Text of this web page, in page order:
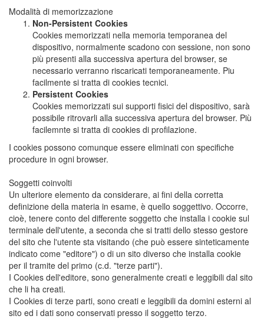
Modalità di memorizzazione
Non-Persistent Cookies
Cookies memorizzati nella memoria temporanea del
dispositivo, normalmente scadono con sessione, non sono
più presenti alla successiva apertura del browser, se
necessario verranno riscaricati temporaneamente. Piu
facilmente si tratta di cookies tecnici.
Persistent Cookies
Cookies memorizzati sui supporti fisici del dispositivo, sarà
possibile ritrovarli alla successiva apertura del browser. Più
facilemnte si tratta di cookies di profilazione.
I cookies possono comunque essere eliminati con specifiche
procedure in ogni browser.
Soggetti coinvolti
Un ulteriore elemento da considerare, ai fini della corretta
definizione della materia in esame, è quello soggettivo. Occorre,
cioè, tenere conto del differente soggetto che installa i cookie sul
terminale dell'utente, a seconda che si tratti dello stesso gestore
del sito che l'utente sta visitando (che può essere sinteticamente
indicato come "editore") o di un sito diverso che installa cookie
per il tramite del primo (c.d. "terze parti").
I Cookies dell'editore, sono generalmente creati e leggibili dal sito
che li ha creati.
I Cookies di terze parti, sono creati e leggibili da domini esterni al
sito ed i dati sono conservati presso il soggetto terzo.